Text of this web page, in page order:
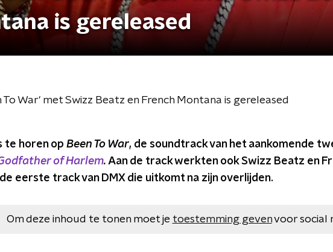
is gereleased
War' met Swizz Beatz en French Montana is gereleased
te horen op Been To War, de soundtrack van het aankomende
of Harlem. Aan de track werkten ook Swizz Beatz en
eerste track van DMX die uitkomt na zijn overlijden.
Om deze inhoud te tonen moet je toestemming gevenvoor social